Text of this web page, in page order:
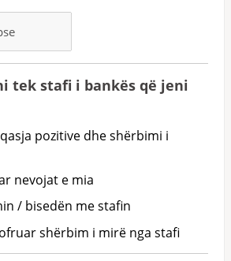
tek stafi i bankës që jeni
pozitive dhe shërbimi i
nevojat e mia
/ bisedën me stafin
shërbim i mirë nga stafi